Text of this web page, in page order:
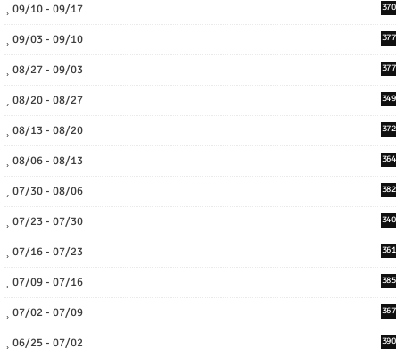
09/10 - 09/17 370
09/03 - 09/10 377
08/27 - 09/03 377
08/20 - 08/27 349
08/13 - 08/20 372
08/06 - 08/13 364
07/30 - 08/06 382
07/23 - 07/30 340
07/16 - 07/23 361
07/09 - 07/16 385
07/02 - 07/09 367
06/25 - 07/02 390